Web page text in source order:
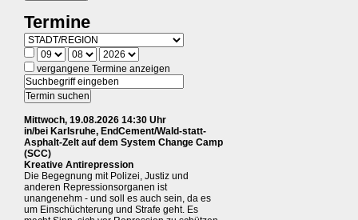
Termine
vergangene Termine anzeigen
Mittwoch, 19.08.2026 14:30 Uhr
in/bei Karlsruhe, EndCement/Wald-statt-
Asphalt-Zelt auf dem System Change Camp
(SCC)
Kreative Antirepression
Die Begegnung mit Polizei, Justiz und
anderen Repressionsorganen ist
unangenehm - und soll es auch sein, da es
um Einschüchterung und Strafe geht. Es